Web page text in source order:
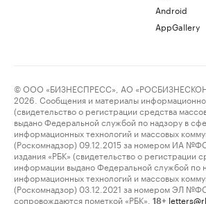
Android
AppGallery
© ООО «БИЗНЕСПРЕСС», АО
2026. Сообщения и материалы
(свидетельство о регистрации средства
выдано Федеральной службой по надзору в
информационных технологий и массовых
(Роскомнадзор) 09.12.2015 за номером ИА
издания «РБК» (свидетельство о регистрации
информации выдано Федеральной службой по
информационных технологий и массовых
(Роскомнадзор) 03.12.2021 за номером ЭЛ
сопровождаются пометкой «РБК».
18+